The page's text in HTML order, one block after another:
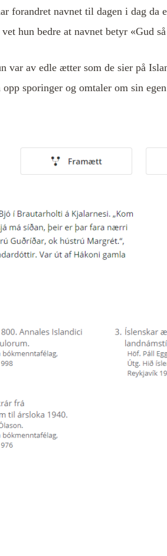
forandret navnet til dagen i dag
hun bedre at navnet betyr «Gud
av edle ætter som de sier på
sporinger og omtaler om sin